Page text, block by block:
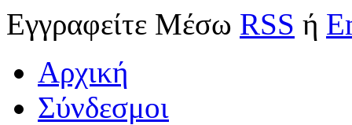
Εγγραφείτε Μέσω RSS ή
Αρχική
Σύνδεσμοι